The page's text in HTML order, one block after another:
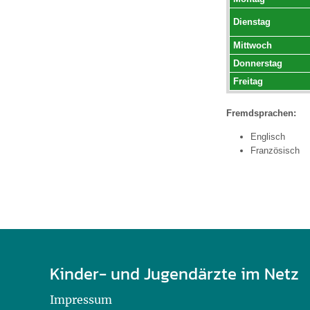
U0-Vorsorge
Dienstag
Mittwoch
Donnerstag
Freitag
Fremdsprachen:
Englisch
Französisch
Kinder- und Jugendärzte im Netz
Impressum